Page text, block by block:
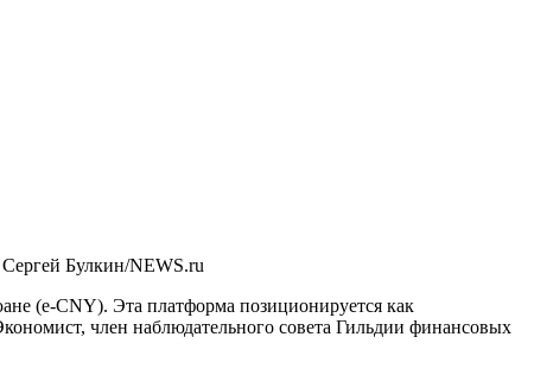
Булкин/NEWS.ru
(e-CNY). Эта платформа позиционируется как
член наблюдательного совета Гильдии финансовых